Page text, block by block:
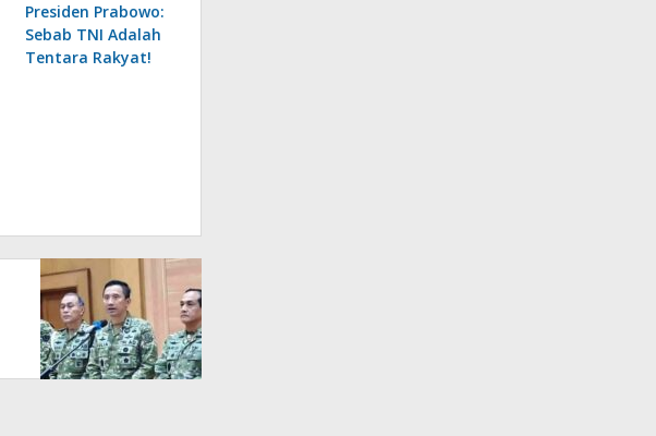
Presiden Prabowo:
Sebab TNI Adalah
Tentara Rakyat!